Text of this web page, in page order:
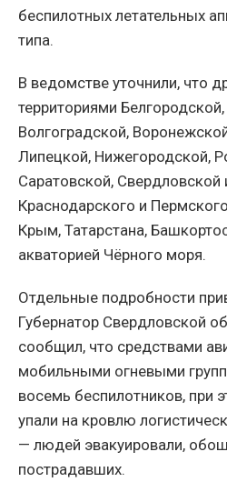
беспилотных летательных
типа.
В ведомстве уточнили, что
территориями
Волгоградской,
Липецкой, Нижегородской,
Саратовской, Свердловской
Краснодарского и
Крым, Татарстана,
акваторией Чёрного моря.
Отдельные подробности
Губернатор Свердловской
сообщил, что средствами
мобильными огневыми
восемь беспилотников, при
упали на кровлю
— людей эвакуировали,
пострадавших.